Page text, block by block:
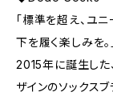
「標準を超え、ユ
下を履く楽しみを。
2015年に誕生した
ザインのソックス